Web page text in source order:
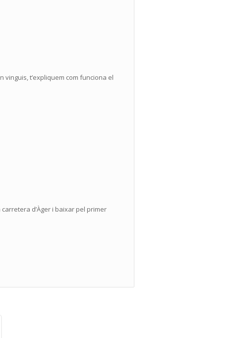
vinguis, t’expliquem com funciona el
d’Àger i baixar pel primer